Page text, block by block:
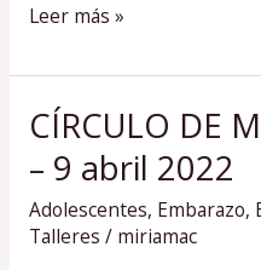
Leer más »
CÍRCULO DE
– 9 abril 2022
Adolescentes, Embarazo,
Talleres / miriamac
CÍRCULO
MUJERES
Málaga